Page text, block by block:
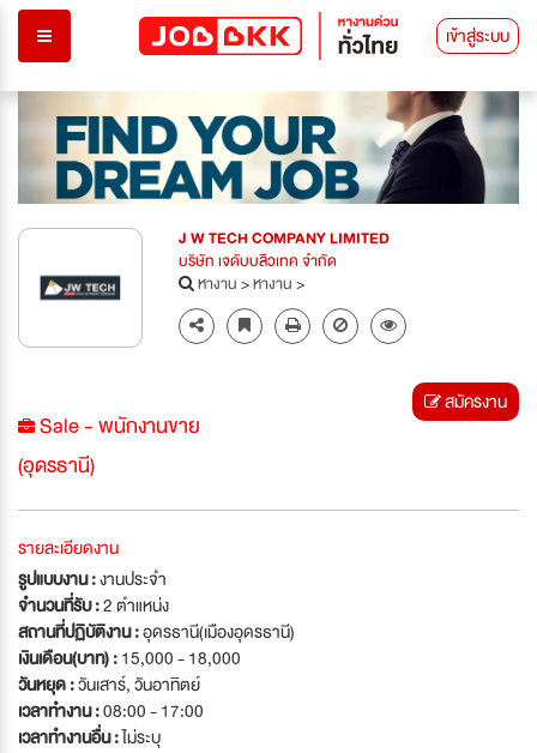
เข้าสู่ระบบ
J W TECH COMPANY LIMITED
บริษัท เจดับบลิวเทค จำกัด
หางาน>หางาน>
Sale - พนักงานขาย
(อุดรธานี)
สมัครงาน
รายละเอียดงาน
รูปแบบงาน :งานประจำ
จำนวนที่รับ :2 ตำแหน่ง
สถานที่ปฏิบัติงาน :อุดรธานี(เมืองอุดรธานี)
เงินเดือน(บาท) :15,000 - 18,000
วันหยุด :วันเสาร์,วันอาทิตย์
เวลาทำงาน :08:00 - 17:00
เวลาทำงานอื่น :ไม่ระบุ